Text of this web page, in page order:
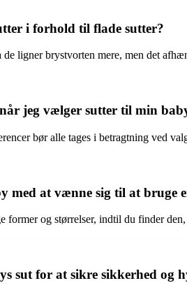
i forhold til flade sutter?
ligner brystvorten mere, men det
jeg vælger sutter til min
bør alle tages i betragtning ved
at vænne sig til at bruge
former og størrelser, indtil du finder
sut for at sikre sikkerhed og